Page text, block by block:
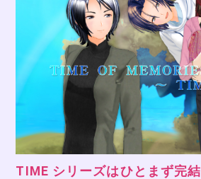
TIME シリーズはひとまず完結